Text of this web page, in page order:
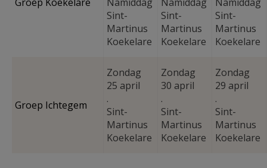
Sint-
Martinus
Koekelare
Sint-
Martinus
Koekelare
Sint-
Martinus
Koekelare
Groep Ichtegem
Zondag
25 april
.
Sint-
Martinus
Koekelare
Zondag
30 april
.
Sint-
Martinus
Koekelare
Zondag
29 april
.
Sint-
Martinus
Koekelare